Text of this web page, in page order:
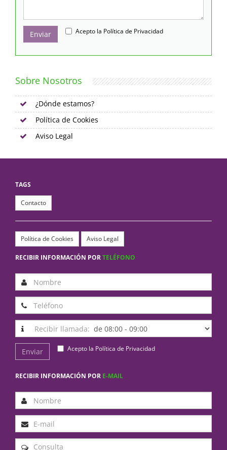
Enviar Acepto la Política de Privacidad
Sobre Nosotros
¿Dónde estamos?
Política de Cookies
Aviso Legal
TAGS
Contacto
Política de Cookies Aviso Legal
RECIBIR INFORMACIÓN PORTELÉFONO
Recibir llamada:
Enviar Acepto la Política de Privacidad
RECIBIR INFORMACIÓN POR E-MAIL